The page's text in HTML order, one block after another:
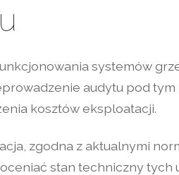
systemów
audytu pod
kosztów eksploatacji.
zgodna z aktualnymi
stan techniczny tych